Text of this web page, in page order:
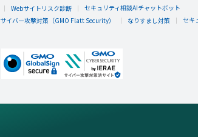
Webサイトリスク診断
セキュリティ相談AIチャットボット
サイバー攻撃対策（GMO Flatt Security） なりすまし対策 セキ